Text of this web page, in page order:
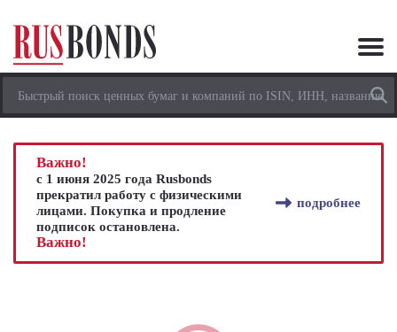
Важно!
с 1 июня 2025 года Rusbonds
прекратил работу с физическими
лицами. Покупка и продление
подписок остановлена.
подробнее
Важно!